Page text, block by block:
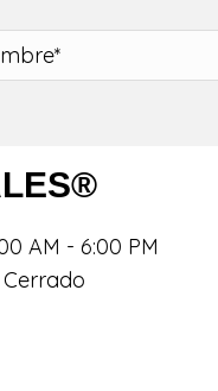
AM - 6:00 PM
Cerrado